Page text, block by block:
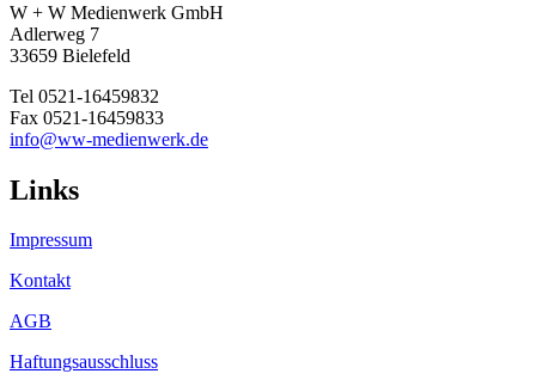
W + W Medienwerk GmbH
Adlerweg 7
33659 Bielefeld
Tel 0521-16459832
Fax 0521-16459833
info@ww-medienwerk.de
Links
Impressum
Kontakt
AGB
Haftungsausschluss